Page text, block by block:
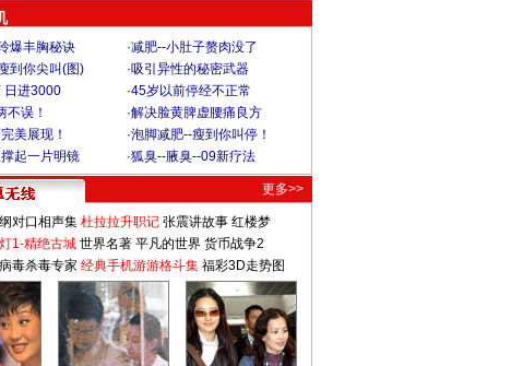
爆丰胸秘诀 ·减肥--小肚子赘肉没了
到你尖叫(图) ·吸引异性的秘密武器
日进3000 ·45岁以前停经不正常
不误！ ·解决脸黄脾虚腰痛良方
美展现！ ·泡脚减肥--瘦到你叫停！
起一片明镜 ·狐臭--腋臭--09新疗法
更多>>
对口相声集 杜拉拉升职记 张震讲故事 红楼梦
1-精绝古城 世界名著 平凡的世界 货币战争2
毒杀毒专家 经典手机游游格斗集 福彩3D走势图